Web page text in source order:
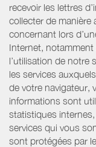
recevoir les lettres
collecter de
concernant lors
Internet,
l’utilisation de notre
les services
de votre navigateur,
informations sont
statistiques
services qui vous
sont protégées par